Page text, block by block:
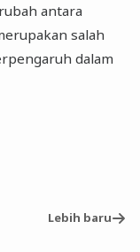
antara
salah
dalam
Lebih baru